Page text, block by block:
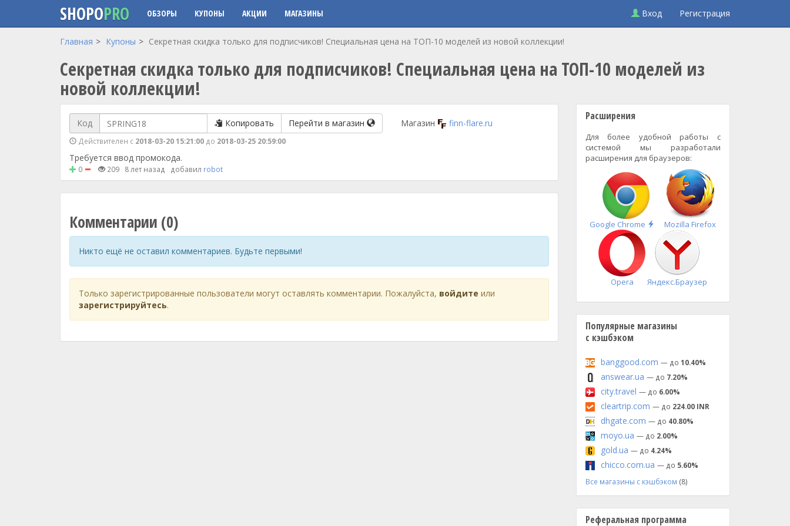
Перейти к основному содержанию
SHOPOPRO ОБЗОРЫ КУПОНЫ АКЦИИ МАГАЗИНЫ Вход Регистрация
Главная Купоны Секретная скидка только для подписчиков! Специальная цена на ТОП-10 моделей из новой коллекции!
Секретная скидка только для подписчиков! Специальная цена на ТОП-10 моделей из
новой коллекции!
Код Копировать Перейти в магазин
Действителен с 2018-03-20 15:21:00 до 2018-03-25 20:59:00
Магазин finn-flare.ru
Требуется ввод промокода.
0 209 8 лет назад добавил robot
Комментарии (0)
Никто ещё не оставил комментариев. Будьте первыми!
Только зарегистрированные пользователи могут оставлять комментарии. Пожалуйста, войдите или
зарегистрируйтесь.
Расширения
Для более удобной работы с
системой мы разработали
расширения для браузеров:
Google Chrome
Быстрая
установка
Mozilla Firefox
Opera Яндекс.Браузер
Популярные магазины
с кэшбэком
banggood.com — до 10.40%
answear.ua — до 7.20%
city.travel — до 6.00%
cleartrip.com — до 224.00 INR
dhgate.com — до 40.80%
moyo.ua — до 2.00%
gold.ua — до 4.24%
chicco.com.ua — до 5.60%
Все магазины с кэшбэком (8)
Реферальная программа